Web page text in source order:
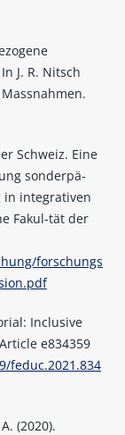
J. R. Nitsch
Schweiz. Eine
sonderpä-
in integrativen
Fakul-tät der
forschungs
Inclusive
e834359
feduc.2021.834
(2020).